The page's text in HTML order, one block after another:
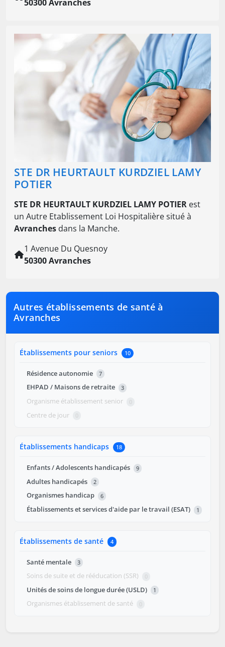
50300 Avranches
STE DR HEURTAULT KURDZIEL LAMY
POTIER
STE DR HEURTAULT KURDZIEL LAMY POTIER est
un Autre Etablissement Loi Hospitalière situé à
Avranches dans la Manche.
1 Avenue Du Quesnoy
50300 Avranches
Autres établissements de santé à
Avranches
Établissements pour seniors 10
Résidence autonomie 7
EHPAD / Maisons de retraite 3
Organisme établissement senior 0
Centre de jour 0
Établissements handicaps 18
Enfants / Adolescents handicapés 9
Adultes handicapés 2
Organismes handicap 6
Établissements et services d'aide par le travail (ESAT) 1
Établissements de santé 4
Santé mentale 3
Soins de suite et de rééducation (SSR) 0
Unités de soins de longue durée (USLD) 1
Organismes établissement de santé 0